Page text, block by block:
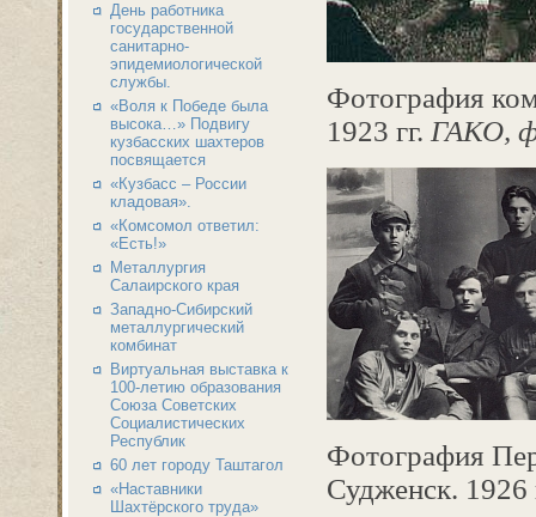
День работника
государственной
санитарно-
эпидемиологической
службы.
«Воля к Победе была
высока…» Подвигу
кузбасских шахтеров
посвящается
«Кузбасс – России
кладовая».
«Комсомол ответил:
«Есть!»
Металлургия
Салаирского края
Западно-Сибирский
металлургический
комбинат
Виртуальная выставка к
100-летию образования
Союза Советских
Социалистических
Республик
60 лет городу Таштагол
«Наставники
Шахтёрского труда»
Фотография
1923 гг. ГАКО,
Фотография
Судженск. 1926